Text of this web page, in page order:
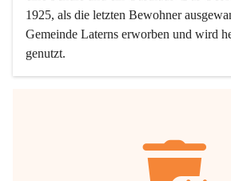
1925, als die letzten Bewohner
Gemeinde Laterns erworben und wird
genutzt.